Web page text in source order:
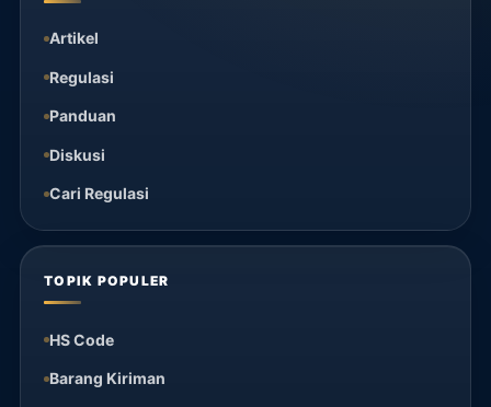
Artikel
Regulasi
Panduan
Diskusi
Cari Regulasi
TOPIK POPULER
HS Code
Barang Kiriman